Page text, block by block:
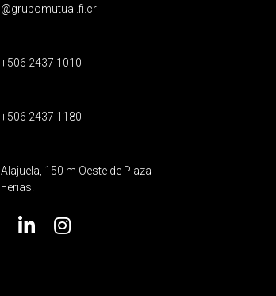
@grupomutual.fi.cr
+506 2437 1010
+506 2437 1180
Alajuela, 150 m Oeste de Plaza
Ferias.